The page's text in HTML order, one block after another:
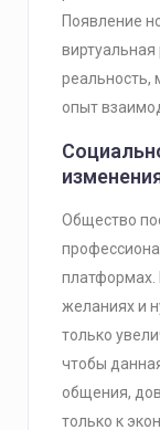
Появление
реальность,
опыт
Общество
платформах.
желаниях и
только
чтобы
общения,
только к